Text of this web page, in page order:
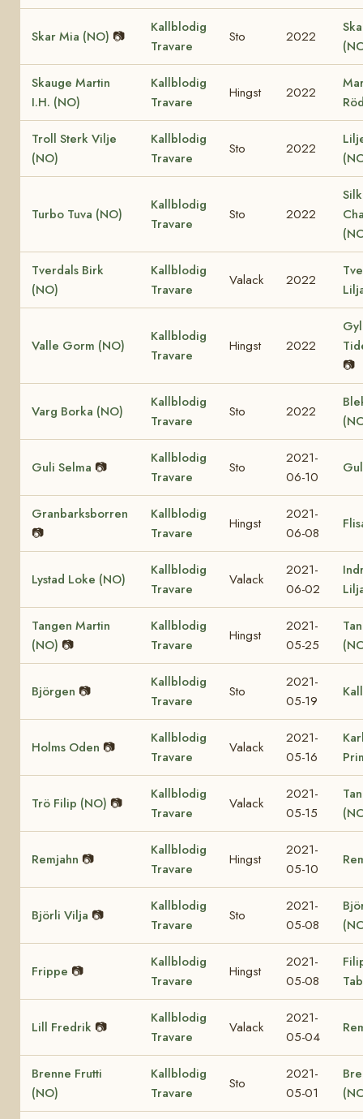
Skar Mia (NO) 📷
Kallblodig
Travare
Sto 2022
Skauge Martin
I.H. (NO)
Kallblodig
Travare
Hingst 2022
Troll Sterk Vilje
(NO)
Kallblodig
Travare
Sto 2022
Turbo Tuva (NO)
Kallblodig
Travare
Sto 2022
Tverdals Birk
(NO)
Kallblodig
Travare
Valack 2022
Valle Gorm (NO)
Kallblodig
Travare
Hingst 2022
📷
Varg Borka (NO)
Kallblodig
Travare
Sto 2022
Guli Selma 📷
Kallblodig
Travare
Sto
2021-
06-10
Granbarksborren
📷
Kallblodig
Travare
Hingst
2021-
06-08
Lystad Loke (NO)
Kallblodig
Travare
Valack
2021-
06-02
Tangen Martin
(NO) 📷
Kallblodig
Travare
Hingst
2021-
05-25
Björgen 📷
Kallblodig
Travare
Sto
2021-
05-19
Holms Oden 📷
Kallblodig
Travare
Valack
2021-
05-16
Trö Filip (NO) 📷
Kallblodig
Travare
Valack
2021-
05-15
Remjahn 📷
Kallblodig
Travare
Hingst
2021-
05-10
Björli Vilja 📷
Kallblodig
Travare
Sto
2021-
05-08
Frippe 📷
Kallblodig
Travare
Hingst
2021-
05-08
Lill Fredrik 📷
Kallblodig
Travare
Valack
2021-
05-04
Brenne Frutti
(NO)
Kallblodig
Travare
Sto
2021-
05-01